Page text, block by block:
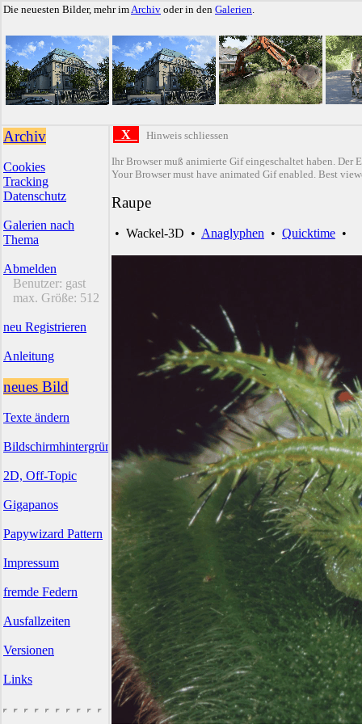
Die neuesten Bilder, mehr imArchiv oder in den Galerien.
Archiv
Cookies
Tracking
Datenschutz
Galerien nach
Thema
Abmelden
Benutzer: gast
max. Größe: 512
neu Registrieren
Anleitung
neues Bild
Texte ändern
Bildschirmhintergründe
2D, Off-Topic
Gigapanos
Papywizard Pattern
Impressum
fremde Federn
Ausfallzeiten
Versionen
Links
X Hinweis schliessen
Ihr Browser muß animierte Gif eingeschaltet haben. Der
Your Browser must have animated Gif enabled. Best
Raupe
• Wackel-3D • Anaglyphen • Quicktime •